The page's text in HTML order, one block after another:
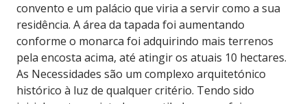
convento e um palácio que viria a servir como a sua
residência. A área da tapada foi aumentando
conforme o monarca foi adquirindo mais terrenos
pela encosta acima, até atingir os atuais 10 hectares.
As Necessidades são um complexo arquitetónico
histórico à luz de qualquer critério. Tendo sido